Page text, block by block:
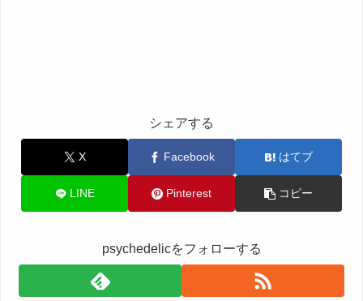
シェアする
X Facebook はてブ
LINE Pinterest コピー
psychedelicをフォローする